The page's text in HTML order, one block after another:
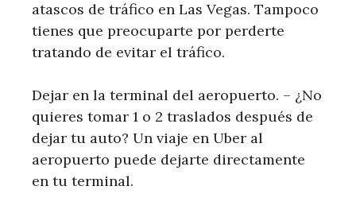
atascos de tráfico en Las Vegas. Tampoco
tienes que preocuparte por perderte
tratando de evitar el tráfico.
Dejar en la terminal del aeropuerto. – ¿No
quieres tomar 1 o 2 traslados después de
dejar tu auto? Un viaje en Uber al
aeropuerto puede dejarte directamente
en tu terminal.